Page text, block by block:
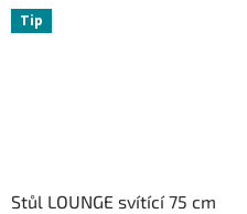
Tip
Stůl LOUNGE svítící 75 cm